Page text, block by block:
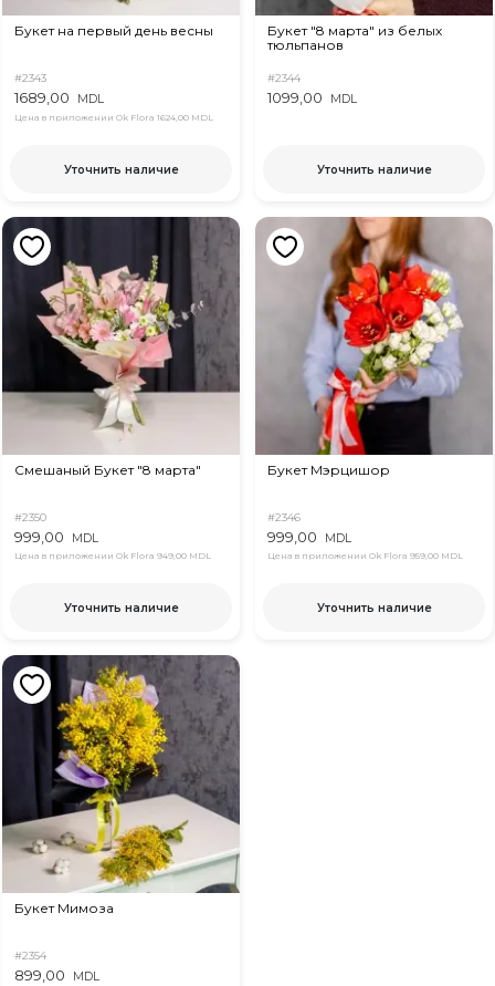
Букет на первый день весны
#2343
1689,00 MDL
Цена в приложении Ok Flora 1624,00 MDL
Уточнить наличие
Букет "8 марта" из белых
тюльпанов
#2344
1099,00 MDL
Уточнить наличие
Смешаный Букет "8 марта"
#2350
999,00 MDL
Цена в приложении Ok Flora 949,00 MDL
Уточнить наличие
Букет Мэрцишор
#2346
999,00 MDL
Цена в приложении Ok Flora 959,00 MDL
Уточнить наличие
Букет Мимоза
#2354
899,00 MDL